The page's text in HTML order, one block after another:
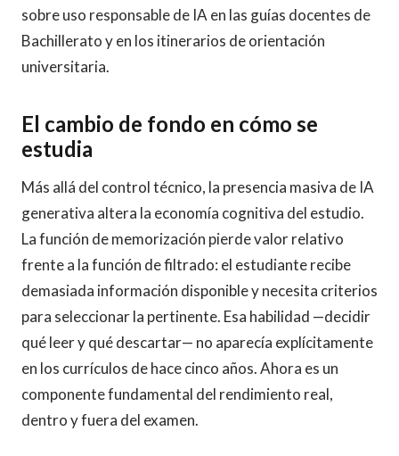
sobre uso responsable de IA en las guías docentes de
Bachillerato y en los itinerarios de orientación
universitaria.
El cambio de fondo en cómo se
estudia
Más allá del control técnico, la presencia masiva de IA
generativa altera la economía cognitiva del estudio.
La función de memorización pierde valor relativo
frente a la función de filtrado: el estudiante recibe
demasiada información disponible y necesita criterios
para seleccionar la pertinente. Esa habilidad —decidir
qué leer y qué descartar— no aparecía explícitamente
en los currículos de hace cinco años. Ahora es un
componente fundamental del rendimiento real,
dentro y fuera del examen.